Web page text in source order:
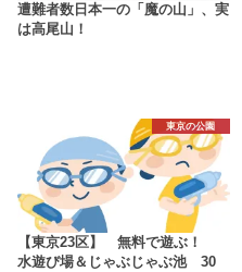
遭難者数日本一の「魔の山」、実
は高尾山！
東京の公園
【東京23区】 無料で遊ぶ！
水遊び場＆じゃぶじゃぶ池 30